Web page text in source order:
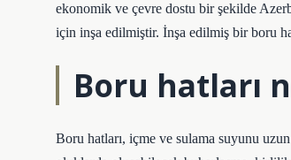
ekonomik ve çevre dostu bir şekilde
için inşa edilmiştir. İnşa edilmiş bir boru
Boru hatları
Boru hatları, içme ve sulama suyunu